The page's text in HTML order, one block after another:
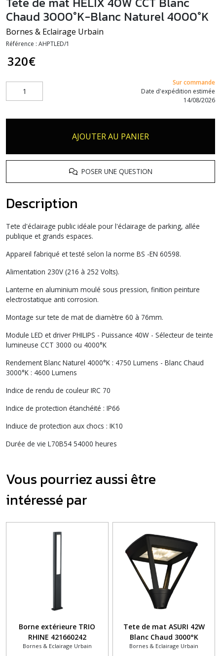
Chaud 3000°K-Blanc Naturel 4000°K
Bornes & Eclairage Urbain
Référence : AHPTLED/1
320€
Sur commande
Date d'expédition estimée
14/08/2026
AJOUTER AU PANIER
POSER UNE QUESTION
Description
Tete d'éclairage public idéale pour l'éclairage de parking, allée
publique et grands espaces.
Appareil fabriqué et testé selon la norme BS -EN 60598.
Alimentation 230V (216 à 252 Volts).
Lanterne en aluminium moulé sous pression, finition peinture
electrostatique anti corrosion.
Montage sur tete de mat de diamètre 60 à 76mm.
Module LED et driver PHILIPS - Puissance 40W - Sélecteur de teinte
lumineuse CCT 3000 ou 4000°K
Rendement Blanc Naturel 4000°K : 4750 Lumens - Blanc Chaud
3000°K : 4600 Lumens
Indice de rendu de couleur IRC 70
Indice de protection étanchéité : IP66
Indiuce de protection aux chocs : IK10
Durée de vie L70B54 54000 heures
Vous pourriez aussi être
intéressé par
Borne extérieure TRIO
RHINE 421660242
Bornes & Eclairage Urbain
Tete de mat ASURI 42W
Blanc Chaud 3000°K
Bornes & Eclairage Urbain